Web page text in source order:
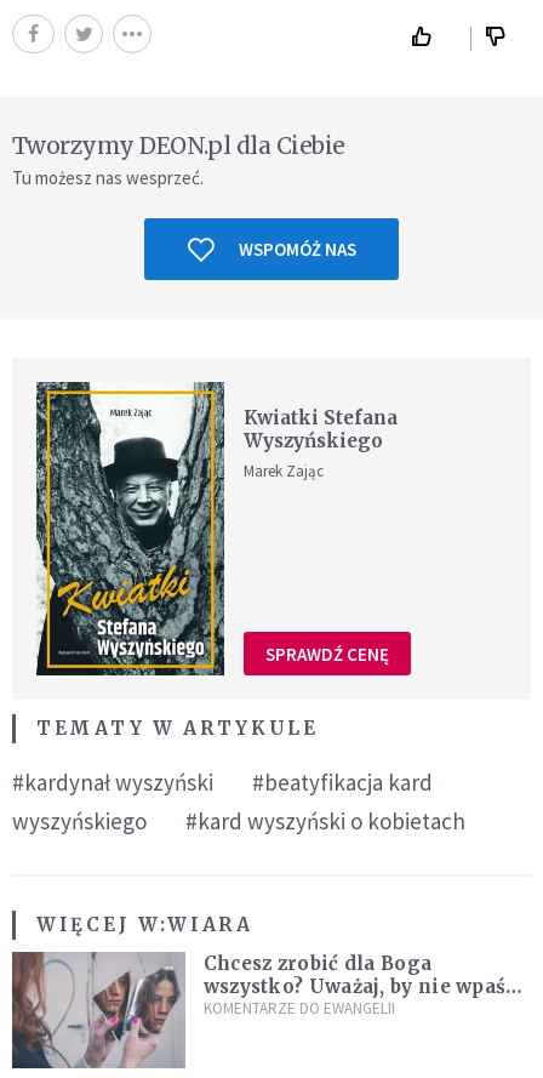
Tworzymy DEON.pl dla Ciebie
Tu możesz nas wesprzeć.
WSPOMÓŻ NAS
Kwiatki Stefana
Wyszyńskiego
Marek Zając
SPRAWDŹ CENĘ
TEMATY W ARTYKULE
#kardynał wyszyński
#beatyfikacja kard
wyszyńskiego
#kard wyszyński o kobietach
WIĘCEJ W:WIARA
Chcesz zrobić dla Boga
wszystko? Uważaj, by nie wpaść
w groźną pułapkę
KOMENTARZE DO EWANGELII